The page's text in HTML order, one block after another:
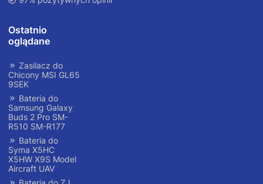
Ostatnio
oglądane
Zasilacz do
Chicony MSI GL65
9SEK
Bateria do
Samsung Galaxy
Buds 2 Pro SM-
R510 SM-R177
Bateria do
Syma X5HC
X5HW X9S Model
Aircraft UAV